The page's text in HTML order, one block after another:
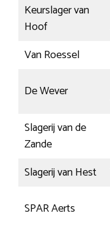
Keurslager van
Hoof
Van Roessel
De Wever
Slagerij van de
Zande
Slagerij van Hest
SPAR Aerts